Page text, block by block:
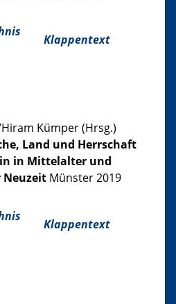
Klappentext
Kümper (Hrsg.)
Land und Herrschaft
in Mittelalter und
Neuzeit Münster 2019
Klappentext